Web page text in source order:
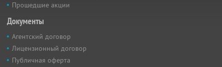
Прошедшие акции
Документы
Агентский договор
Лицензионный договор
Публичная оферта